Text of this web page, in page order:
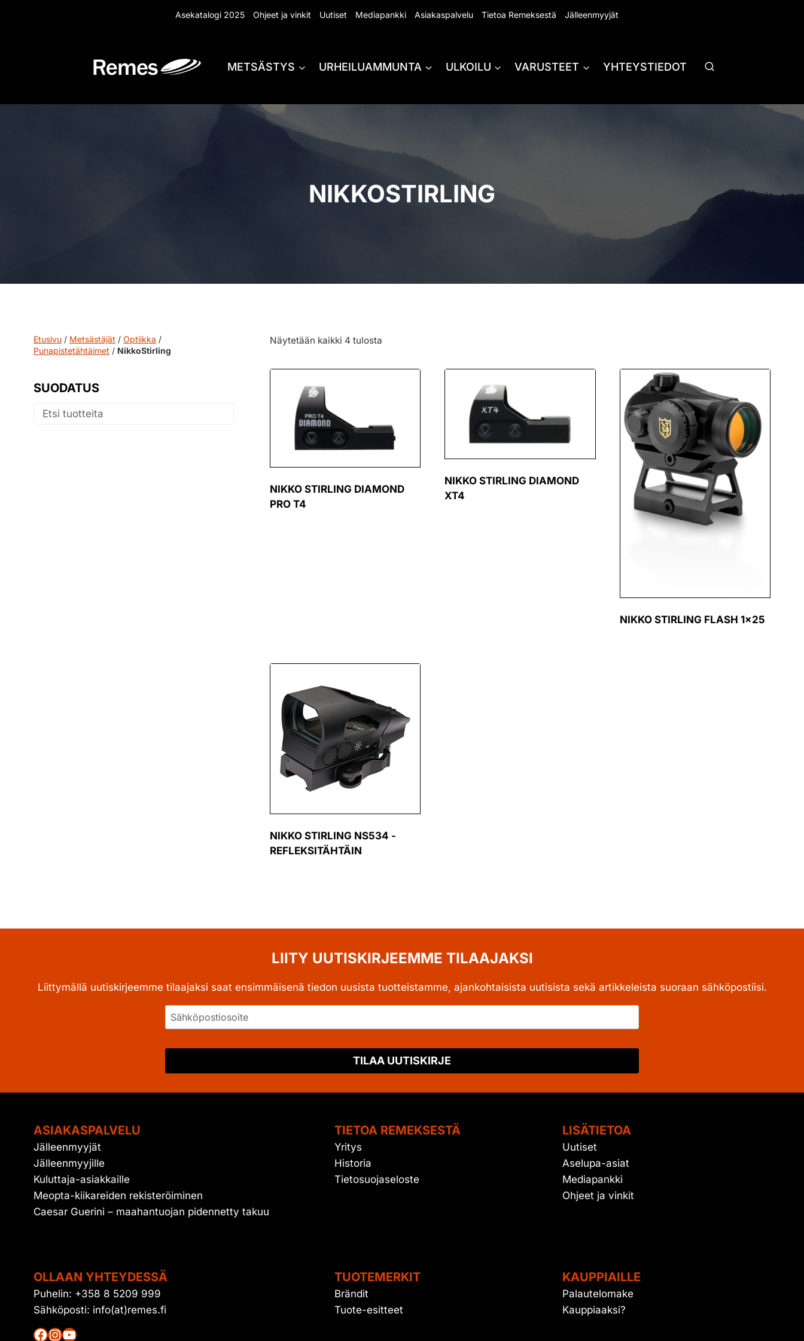
Asekatalogi 2025 Ohjeet ja vinkit Uutiset Mediapankki Asiakaspalvelu Tietoa Remeksestä Jälleenmyyjät
METSÄSTYS URHEILUAMMUNTA ULKOILU VARUSTEET YHTEYSTIEDOT
NIKKOSTIRLING
Näytetään kaikki 4 tulosta
NIKKO STIRLING DIAMOND
PRO T4
NIKKO STIRLING DIAMOND
XT4
NIKKO STIRLING FLASH 1×25
NIKKO STIRLING NS534 -
REFLEKSITÄHTÄIN
Etusivu / Metsästäjät / Optiikka /
Punapistetähtäimet / NikkoStirling
SUODATUS
LIITY UUTISKIRJEEMME TILAAJAKSI
Liittymällä uutiskirjeemme tilaajaksi saat ensimmäisenä tiedon uusista tuotteistamme, ajankohtaisista uutisista sekä artikkeleista suoraan sähköpostiisi.
TILAA UUTISKIRJE
ASIAKASPALVELU
Jälleenmyyjät
Jälleenmyyjille
Kuluttaja-asiakkaille
Meopta-kiikareiden rekisteröiminen
Caesar Guerini – maahantuojan pidennetty takuu
TIETOA REMEKSESTÄ
Yritys
Historia
Tietosuojaseloste
LISÄTIETOA
Uutiset
Aselupa-asiat
Mediapankki
Ohjeet ja vinkit
OLLAAN YHTEYDESSÄ
Puhelin: +358 8 5209 999
Sähköposti: info(at)remes.fi
Facebook
Instagram
YouTube
TUOTEMERKIT
Brändit
Tuote-esitteet
KAUPPIAILLE
Palautelomake
Kauppiaaksi?